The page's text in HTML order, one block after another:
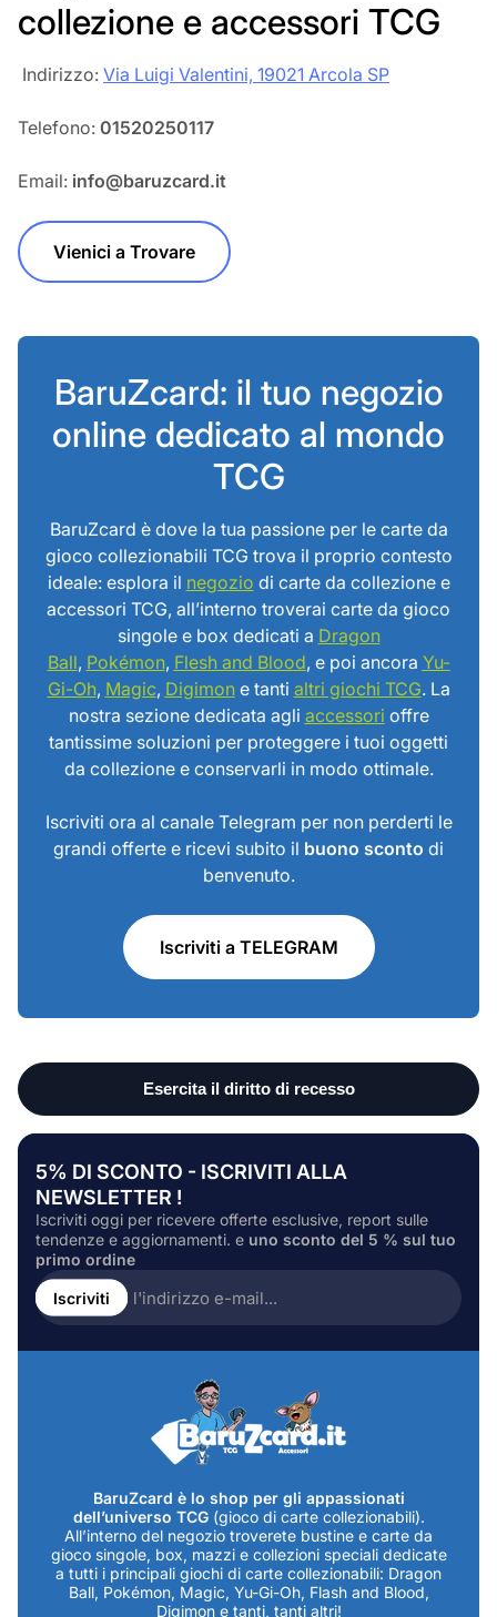
collezione e accessori TCG
‎‎ Indirizzo: Via Luigi Valentini, 19021 Arcola SP
Telefono: 01520250117
Email: info@baruzcard.it
Vienici a Trovare
BaruZcard: il tuo negozio
online dedicato al mondo
TCG
BaruZcard è dove la tua passione per le carte da
gioco collezionabili TCG trova il proprio contesto
ideale: esplora il negozio di carte da collezione e
accessori TCG, all’interno troverai carte da gioco
singole e box dedicati a Dragon
Ball, Pokémon, Flesh and Blood, e poi ancora Yu-
Gi-Oh, Magic, Digimone tanti altri giochi TCG. La
nostra sezione dedicata agli accessori offre
tantissime soluzioni per proteggere i tuoi oggetti
da collezione e conservarli in modo ottimale.
Iscriviti ora al canale Telegram per non perderti le
grandi offerte e ricevi subito il buono sconto di
benvenuto.
Iscriviti a TELEGRAM
5% DI SCONTO - ISCRIVITI ALLA
NEWSLETTER !
Iscriviti oggi per ricevere offerte esclusive, report sulle
tendenze e aggiornamenti. e uno sconto del 5 % sul tuo
primo ordine
Inserire
l'indirizzo
e-
Iscriviti
BaruZcard è lo shop per gli appassionati
dell’universo TCG (gioco di carte collezionabili).
All’interno del negozio troverete bustine e carte da
gioco singole, box, mazzi e collezioni speciali dedicate
a tutti i principali giochi di carte collezionabili: Dragon
Ball, Pokémon, Magic, Yu-Gi-Oh, Flash and Blood,
Digimon e tanti, tanti altri!